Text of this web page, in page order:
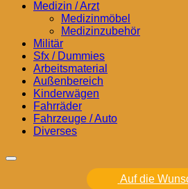
Medizin / Arzt
Medizinmöbel
Medizinzubehör
Militär
Sfx / Dummies
Arbeitsmaterial
Außenbereich
Kinderwägen
Fahrräder
Fahrzeuge / Auto
Diverses
Auf die